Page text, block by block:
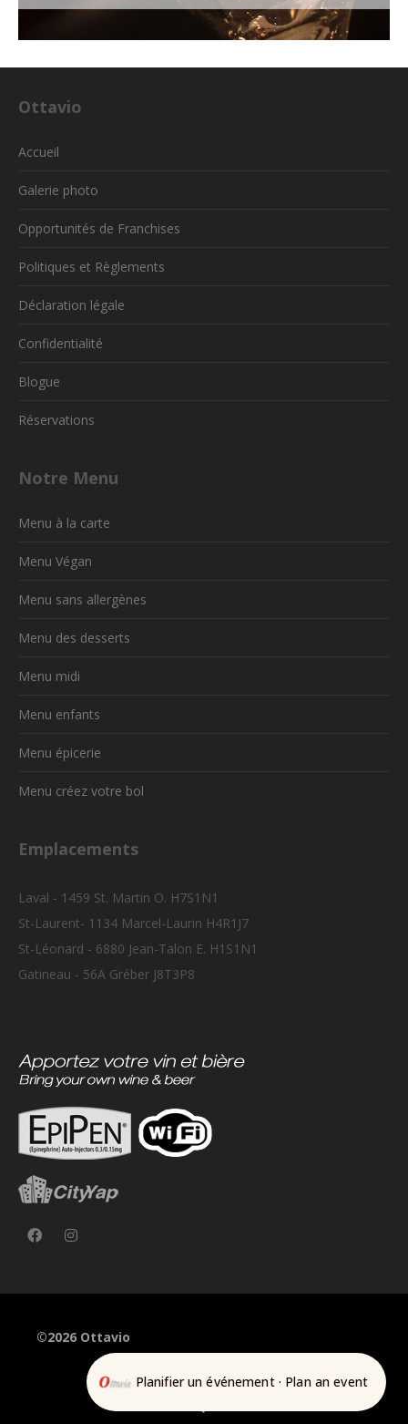
Ottavio
Accueil
Galerie photo
Opportunités de Franchises
Politiques et Règlements
Déclaration légale
Confidentialité
Blogue
Réservations
Notre Menu
Menu à la carte
Menu Végan
Menu sans allergènes
Menu des desserts
Menu midi
Menu enfants
Menu épicerie
Menu créez votre bol
Emplacements
Laval - 1459 St. Martin O. H7S1N1
St-Laurent- 1134 Marcel-Laurin H4R1J7
St-Léonard - 6880 Jean-Talon E. H1S1N1
Gatineau - 56A Gréber J8T3P8
©2026 Ottavio
Planifier un événement · Plan an event